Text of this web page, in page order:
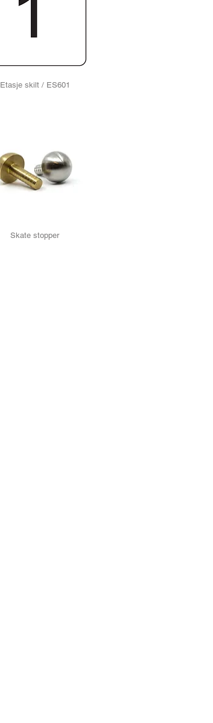
Etasje skilt / ES601
Skate stopper